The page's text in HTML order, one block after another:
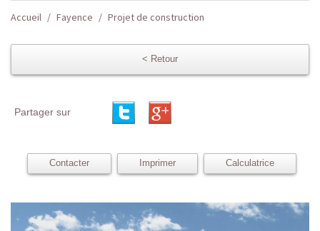
Accueil Fayence Projet de construction
< Retour
Partager sur
Contacter Imprimer Calculatrice